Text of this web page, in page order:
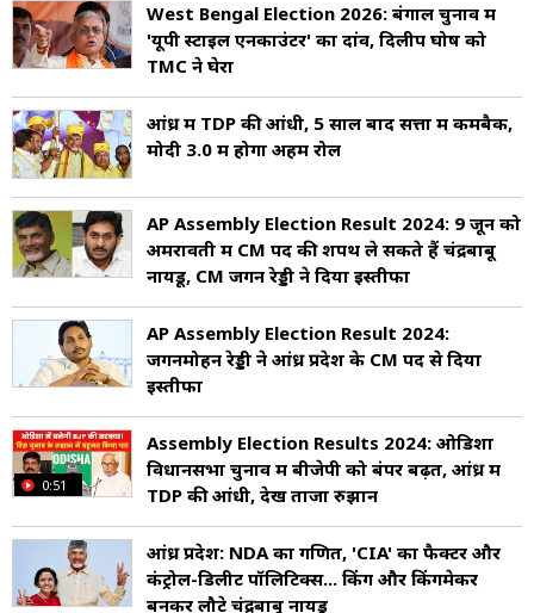
West Bengal Election 2026: बंगाल चुनाव में
'यूपी स्टाइल एनकाउंटर' का दांव, दिलीप घोष को
TMC ने घेरा
आंध्र में TDP की आंधी, 5 साल बाद सत्ता में कमबैक,
मोदी 3.0 में होगा अहम रोल
AP Assembly Election Result 2024: 9 जून को
अमरावती में CM पद की शपथ ले सकते हैं चंद्रबाबू
नायडू, CM जगन रेड्डी ने दिया इस्तीफा
AP Assembly Election Result 2024:
जगनमोहन रेड्डी ने आंध्र प्रदेश के CM पद से दिया
इस्तीफा
0:51
Assembly Election Results 2024: ओडिशा
विधानसभा चुनाव में बीजेपी को बंपर बढ़त, आंध्र में
TDP की आंधी, देखें ताजा रुझान
आंध्र प्रदेश: NDA का गणित, 'CIA' का फैक्टर और
कंट्रोल-डिलीट पॉलिटिक्स... किंग और किंगमेकर
बनकर लौटे चंद्रबाबू नायडू